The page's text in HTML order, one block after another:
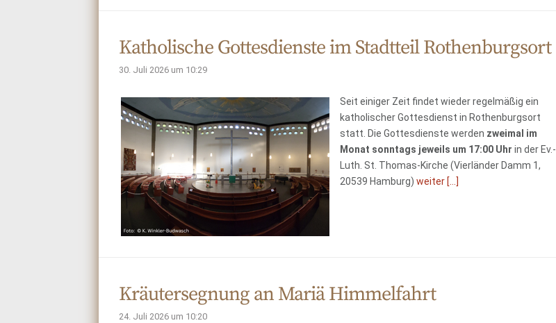
Katholische Gottesdienste im Stadtteil Rothenburgsort
30. Juli 2026 um 10:29
Seit einiger Zeit findet wieder regelmäßig ein
katholischer Gottesdienst in Rothenburgsort
statt. Die Gottesdienste werden zweimal im
Monat sonntags jeweils um 17:00 Uhr in der Ev.-
Luth. St. Thomas-Kirche (Vierländer Damm 1,
20539 Hamburg) weiter [...]
Kräutersegnung an Mariä Himmelfahrt
24. Juli 2026 um 10:20